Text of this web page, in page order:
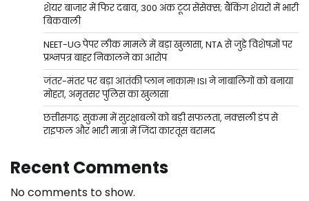
शेयर बाजार में फिर दबाव, 300 अंक टूटा सेंसेक्स; बैंकिंग शेयरों में भारी
बिकवाली
NEET-UG पेपर लीक मामले में बड़ा खुलासा, NTA से जुड़े विशेषज्ञों पर
प्रश्नपत्र बाहर निकालने का आरोप
जंतर-मंतर पर बड़ा आतंकी प्लान नाकाम! ISI ने नाबालिगों को बनाया
मोहरा, अमृतसर पुलिस का खुलासा
छत्तीसगढ़: सुकमा में सुरक्षाबलों को बड़ी सफलता, नक्सली डंप से
राइफल और भारी मात्रा में जिंदा कारतूस बरामद
Recent Comments
No comments to show.